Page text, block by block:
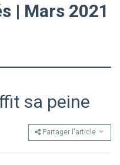
| Mars 2021
sa peine
Partager l'article